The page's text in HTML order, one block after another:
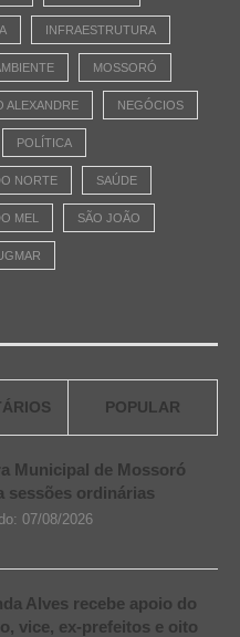
INFRAESTRUTURA
MOSSORÓ
ALEXANDRE NEGÓCIOS
POLÍTICA
NORTE SAÚDE
MEL SÃO JOÃO
POPULAR
Municipal de Mossoró
sessões ordinárias
07/08/2026
Alves recebe apoio do
vice, ex-prefeitos e oito